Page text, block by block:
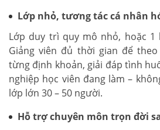
Lớp nhỏ, tương tác cá nhân
Lớp duy trì quy mô nhỏ, hoặc 1
Giảng viên đủ thời gian để
từng định khoản, giải đáp tình
nghiệp học viên đang làm –
lớp lớn 30 – 50 người.
Hỗ trợ chuyên môn trọn đời